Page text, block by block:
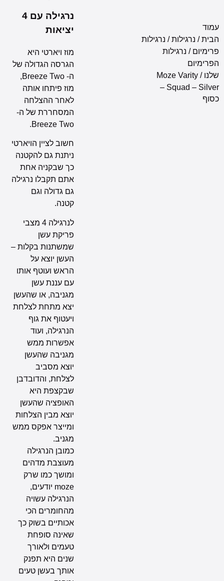
נרגילה עם 4
יציאות
מוז ויארטי היא
הגרסה הגדולה של
ה- Breeze Two,
מוז פיתחו אותה
לאחר ההצלחה
המסחררת של ה-
Breeze Two.
חשוב לציין הויארטי
ניתנת גם להקטנה
כך שבקניה אחת
אתם תקבלו נרגילה
גם גדולה וגם
קטנה.
לנרגילה 4 מצבי
פריקת עשן
שמשתנות בקלות –
העשן יוצא על
הראש ועוטף אותו
עם עננת עשן
מגניבה, או שהעשן
יצא מתחת לצלחת
ויעטוף את גוף
הנרגילה, ועוד
אפשרות ממש
מגניבה שהעשן
יוצא מסביב
לצלחת, והדובדבן
שבקצפת היא
האופציה שהעשן
יוצא מבין הצלחות
ומייצר אפקס ממש
מגניב.
כמובן הנרגילה
מעוצבת מדהים
ומושך כמו שרק
moze יודעים,
הנרגילה עשויה
מהחומרים הכי
אכותיים בשוק כך
שאינה סופחת
טעמים ולאורך
שנים היא תפנק
אותך בעשן טעים
/נרגילות/נרגילות
/נרגילות
/ Moze Varity
Squad – Silver –